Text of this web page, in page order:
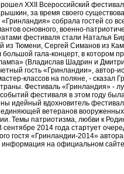
XXII Всероссийский
за время своего
собрала гостей со
основного, военно-
фестиваля стали Наталья
Тюмени, Сергей Симанов из
гала-концерт, в котором
(Владислав Шадрин и
гость «Гринландии», автор-
классов на поляне, - сказал
Фестиваль «Гринландия» -
фестиваля в этом году
идейный вдохновитель
ветеранов
Темы патриотизма, любви к
2014 года стартует
гостя «Гринландии-2014»
информация на официальном